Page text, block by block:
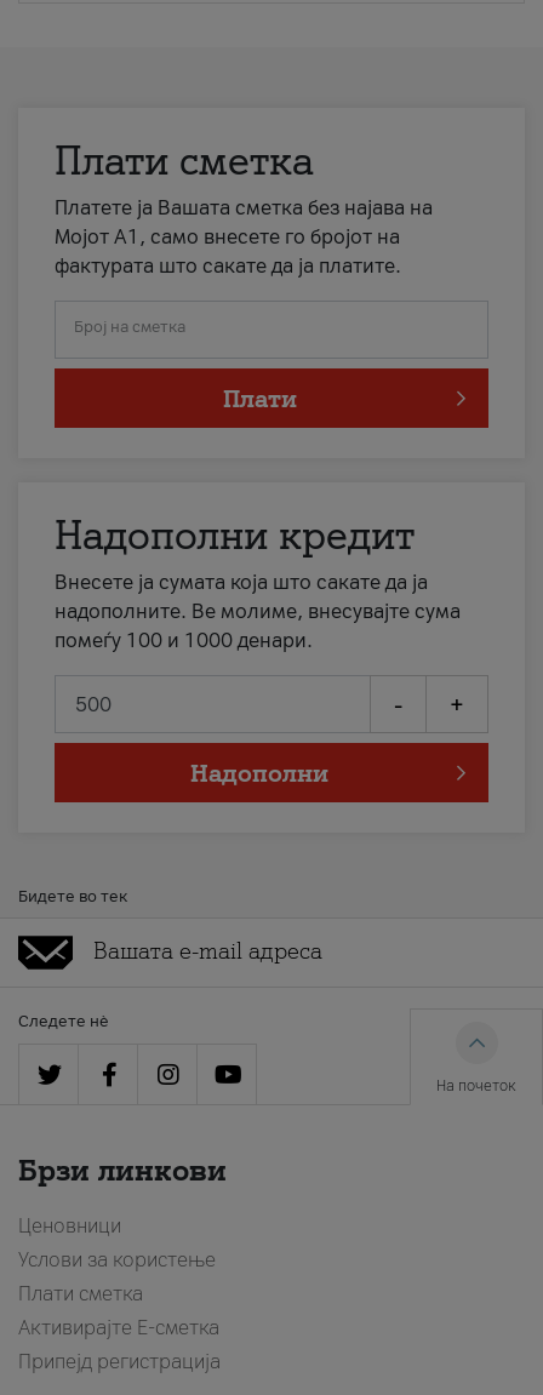
Плати сметка
Платете ја Вашата сметка без најава на
Мојот А1, само внесете го бројот на
фактурата што сакате да ја платите.
Број на сметка
Плати
Надополни кредит
Внесете ја сумата која што сакате да ја
надополните. Ве молиме, внесувајте сума
помеѓу 100 и 1000 денари.
- +
Надополни
Бидете во тек
Следете нè
На почеток
Брзи линкови
Ценовници
Услови за користење
Плати сметка
Активирајте Е-сметка
Припејд регистрација